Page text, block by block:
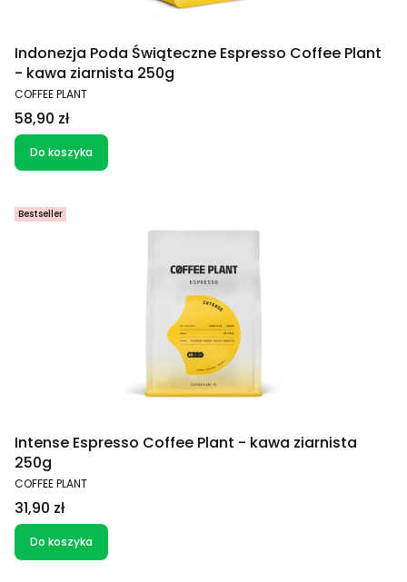
Indonezja Poda Świąteczne Espresso Coffee Plant
- kawa ziarnista 250g
PRODUCENT
COFFEE PLANT
Cena
58,90 zł
Do koszyka
Bestseller
Intense Espresso Coffee Plant - kawa ziarnista
250g
PRODUCENT
COFFEE PLANT
Cena
31,90 zł
Do koszyka